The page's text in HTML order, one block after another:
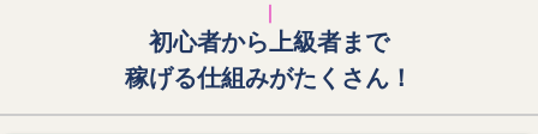
初心者から上級者まで
稼げる仕組みがたくさん！